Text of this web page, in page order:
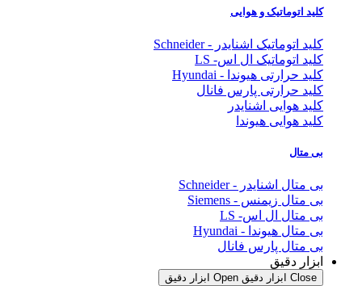
کلید اتوماتیک و هوایی
کلید اتوماتیک اشنایدر - Schneider
کلید اتوماتیک ال اس- LS
کلید حرارتی هیوندا - Hyundai
کلید حرارتی پارس فانال
کلید هوایی اشنایدر
کلید هوایی هیوندا
بی متال
بی متال اشنایدر - Schneider
بی متال زیمنس - Siemens
بی متال ال اس- LS
بی متال هیوندا - Hyundai
بی متال پارس فانال
ابزار دقیق
Close ابزار دقیق Open ابزار دقیق